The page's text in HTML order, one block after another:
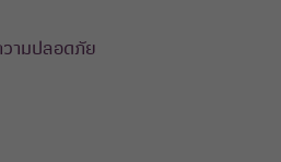
ามปลอดภัย